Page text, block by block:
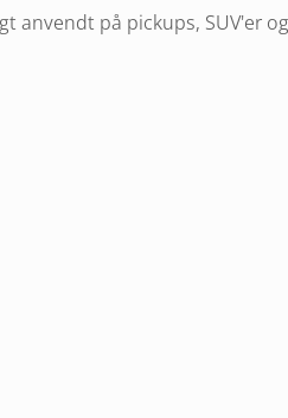
anvendt på pickups, SUV'er